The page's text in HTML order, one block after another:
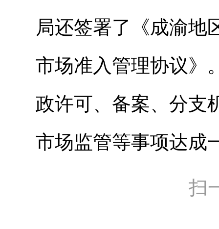
局还签署了《成渝地
市场准入管理协议》
政许可、备案、分支
市场监管等事项达成
扫